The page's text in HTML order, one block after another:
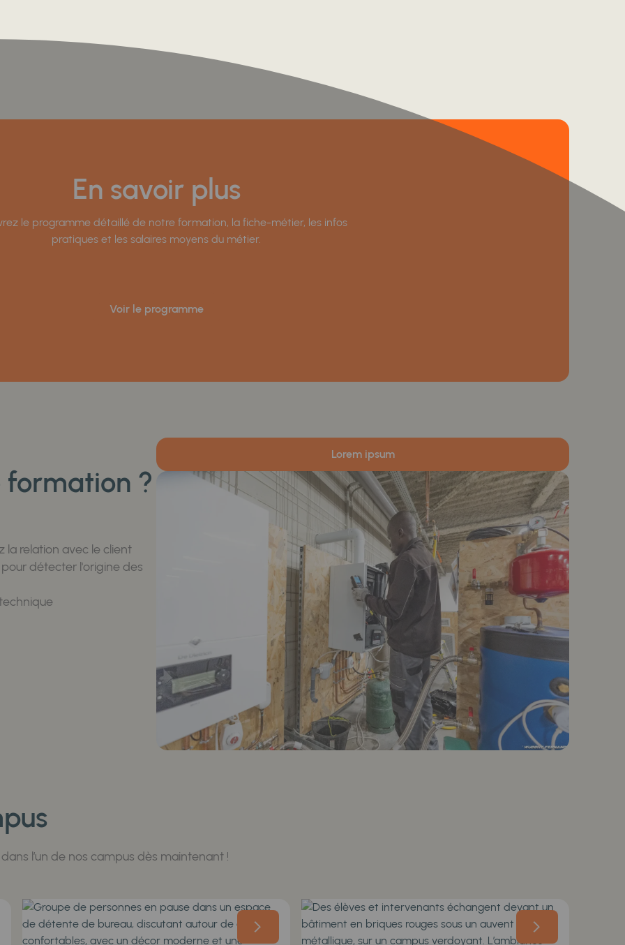
En savoir plus
le programme détaillé de notre formation, la fiche-métier, les infos
pratiques et les salaires moyens du métier.
Voir le programme
formation ?
la relation avec le client
détecter l'origine des
Lorem ipsum
l’un de nos campus dès maintenant !